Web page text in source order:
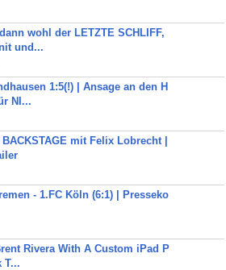
wohl der LETZTE SCHLIFF,
und...
1:5(!) | Ansage an den H
NI...
BACKSTAGE mit Felix Lobrecht |
- 1.FC Köln (6:1) | Presseko
Rivera With A Custom iPad P
T...